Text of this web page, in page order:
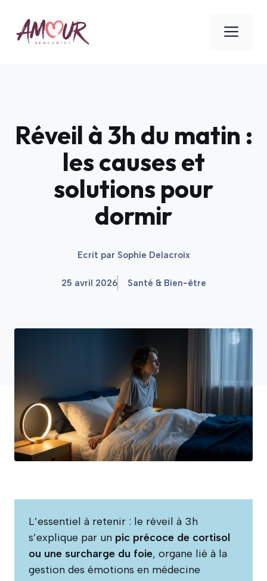
contenu
Réveil à 3h du matin :
les causes et
solutions pour
dormir
Ecrit par Sophie Delacroix
25 avril 2026 Santé & Bien-être
L’essentiel à retenir : le réveil à 3h
s’explique par un pic précoce de cortisol
ou une surcharge du foie, organe lié à la
gestion des émotions en médecine